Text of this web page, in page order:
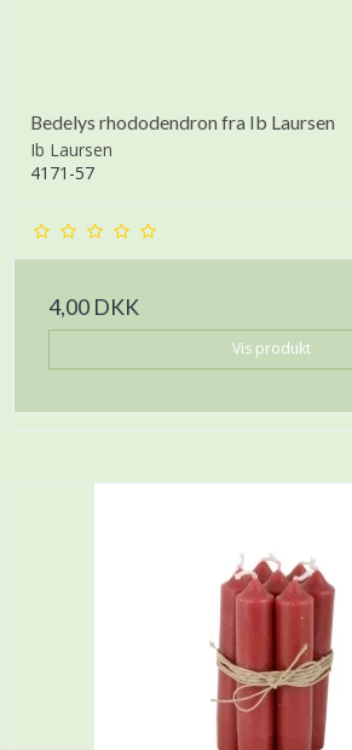
Bedelys rhododendron fra Ib Laursen
Ib Laursen
4171-57
4,00 DKK
Vis produkt